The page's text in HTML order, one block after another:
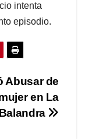
intenta
episodio.
Abusar de
en La
Balandra